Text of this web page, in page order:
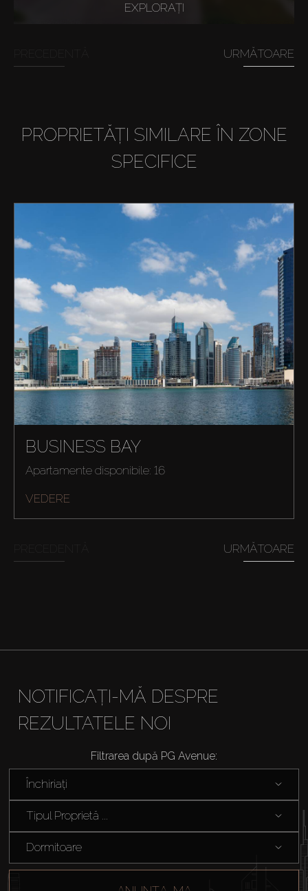
EXPLORAȚI
URMĂTOARE
PROPRIETĂȚI SIMILARE ÎN ZONE
SPECIFICE
BUSINESS BAY
Apartamente disponibile: 16
VEDERE
URMĂTOARE
NOTIFICAȚI-MĂ DESPRE
REZULTATELE NOI
Filtrarea după PG Avenue:
Închiriați
Tipul Proprietă ...
Dormitoare